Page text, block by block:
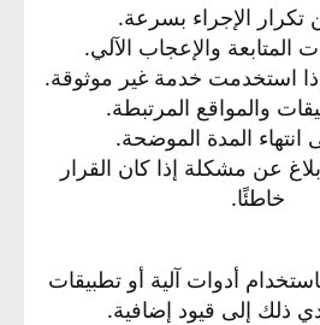
الإجراء بسرعة.
المتابعة والإعجاب الآلي.
استخدمت خدمة غير موثوقة.
والمواقع المرتبطة.
انتهاء المدة الموضحة.
عن مشكلة إذا كان القرار
خاطئًا.
أدوات آلية أو تطبيقات
ذلك إلى قيود إضافية.